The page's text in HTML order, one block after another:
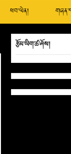
ཕབ་ལེན།
རྩོམ་ཡིག་ཚ་ཤོས།